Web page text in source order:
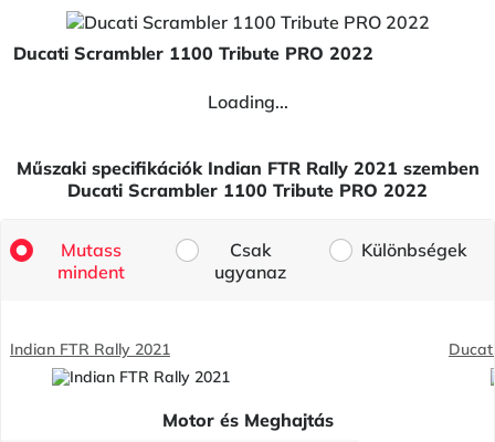
Ducati Scrambler 1100 Tribute PRO 2022
Loading...
Műszaki specifikációk Indian FTR Rally 2021 szemben
Ducati Scrambler 1100 Tribute PRO 2022
Mutass
mindent
Csak
ugyanaz
Különbségek
Indian FTR Rally 2021
Motor és Meghajtás